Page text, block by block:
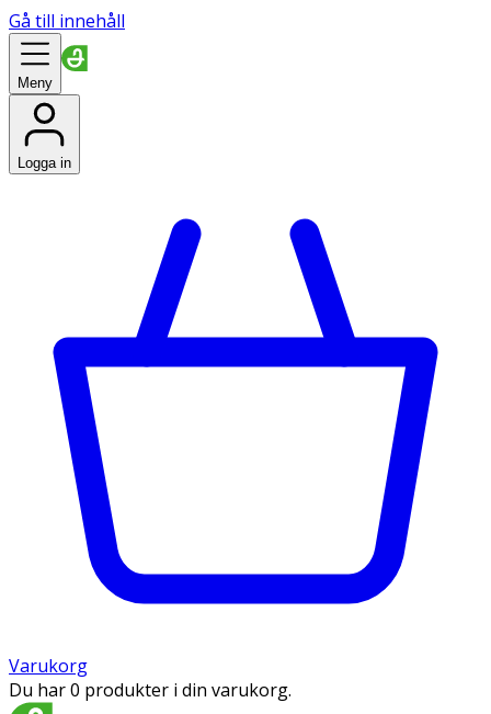
Gå till innehåll
Meny
Logga in
Varukorg
Du har 0 produkter i din varukorg.